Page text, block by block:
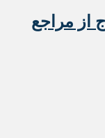
از مراجع